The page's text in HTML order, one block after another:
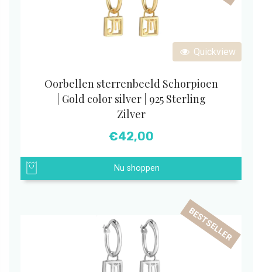
Quickview
Oorbellen sterrenbeeld Schorpioen
| Gold color silver | 925 Sterling
Zilver
€42,00
Nu shoppen
BESTSELLER